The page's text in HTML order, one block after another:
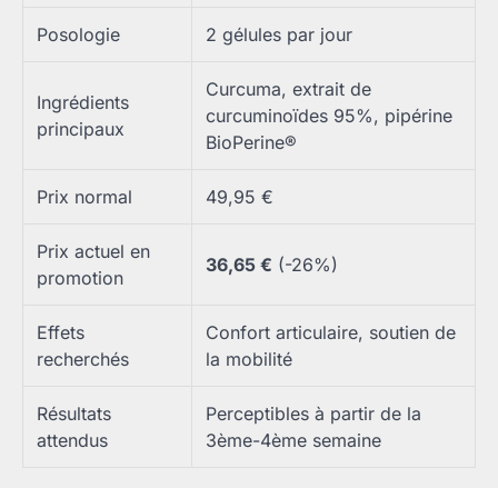
Posologie 2 gélules par jour
Ingrédients
principaux
Curcuma, extrait de
curcuminoïdes 95%, pipérine
BioPerine®
Prix normal 49,95 €
Prix actuel en
promotion
36,65 € (-26%)
Effets
recherchés
Confort articulaire, soutien de
la mobilité
Résultats
attendus
Perceptibles à partir de la
3ème-4ème semaine